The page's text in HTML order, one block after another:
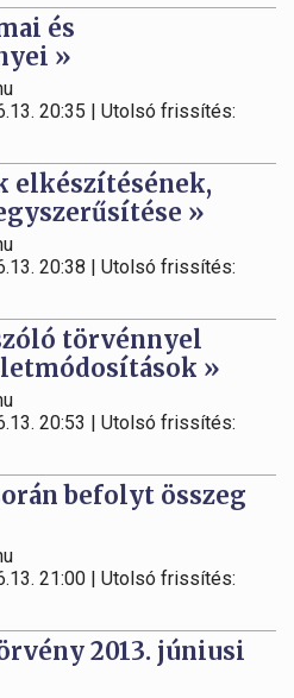
és
»
20:35 | Utolsó frissítés:
elkészítésének,
»
20:38 | Utolsó frissítés:
törvénnyel
»
20:53 | Utolsó frissítés:
befolyt összeg
21:00 | Utolsó frissítés:
2013. júniusi